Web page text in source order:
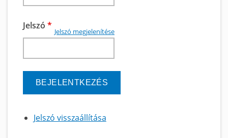
Jelszó *
Jelszó megjelenítése
Jelszó visszaállítása